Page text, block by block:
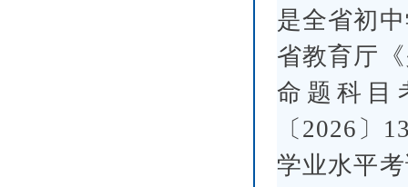
是全省初
省教育厅
命题科目
〔2026〕
学业水平